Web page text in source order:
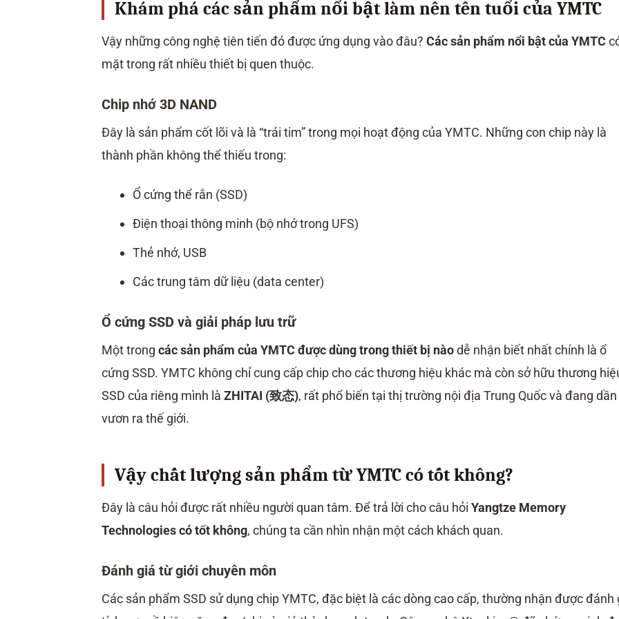
Khám phá các sản phẩm nổi bật làm nên tên tuổi của YMTC
Vậy những công nghệ tiên tiến đó được ứng dụng vào đâu? Các sản phẩm nổi bật của YMTC
mặt trong rất nhiều thiết bị quen thuộc.
Chip nhớ 3D NAND
Đây là sản phẩm cốt lõi và là “trái tim” trong mọi hoạt động của YMTC. Những con chip này là
thành phần không thể thiếu trong:
Ổ cứng thể rắn (SSD)
Điện thoại thông minh (bộ nhớ trong UFS)
Thẻ nhớ, USB
Các trung tâm dữ liệu (data center)
Ổ cứng SSD và giải pháp lưu trữ
Một trong các sản phẩm của YMTC được dùng trong thiết bị nàodễ nhận biết nhất chính là ổ
cứng SSD. YMTC không chỉ cung cấp chip cho các thương hiệu khác mà còn sở hữu thương
SSD của riêng mình là ZHITAI (致态), rất phổ biến tại thị trường nội địa Trung Quốc và đang dần
vươn ra thế giới.
Vậy chất lượng sản phẩm từ YMTC có tốt không?
Đây là câu hỏi được rất nhiều người quan tâm. Để trả lời cho câu hỏi Yangtze Memory
Technologies có tốt không, chúng ta cần nhìn nhận một cách khách quan.
Đánh giá từ giới chuyên môn
Các sản phẩm SSD sử dụng chip YMTC, đặc biệt là các dòng cao cấp, thường nhận được đánh